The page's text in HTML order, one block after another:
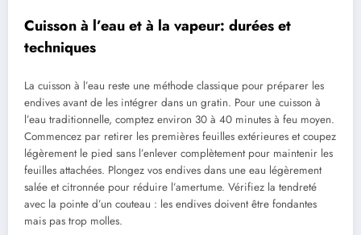
Cuisson à l’eau et à la vapeur: durées et
techniques
La cuisson à l’eau reste une méthode classique pour préparer les
endives avant de les intégrer dans un gratin. Pour une cuisson à
l’eau traditionnelle, comptez environ 30 à 40 minutes à feu moyen.
Commencez par retirer les premières feuilles extérieures et coupez
légèrement le pied sans l’enlever complètement pour maintenir les
feuilles attachées. Plongez vos endives dans une eau légèrement
salée et citronnée pour réduire l’amertume. Vérifiez la tendreté
avec la pointe d’un couteau : les endives doivent être fondantes
mais pas trop molles.